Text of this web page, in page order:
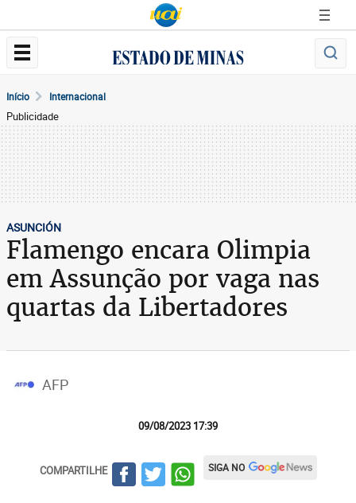
Início Internacional
Publicidade
ASUNCIÓN
Flamengo encara Olimpia
em Assunção por vaga nas
quartas da Libertadores
AFP
09/08/2023 17:39
COMPARTILHE SIGA NO